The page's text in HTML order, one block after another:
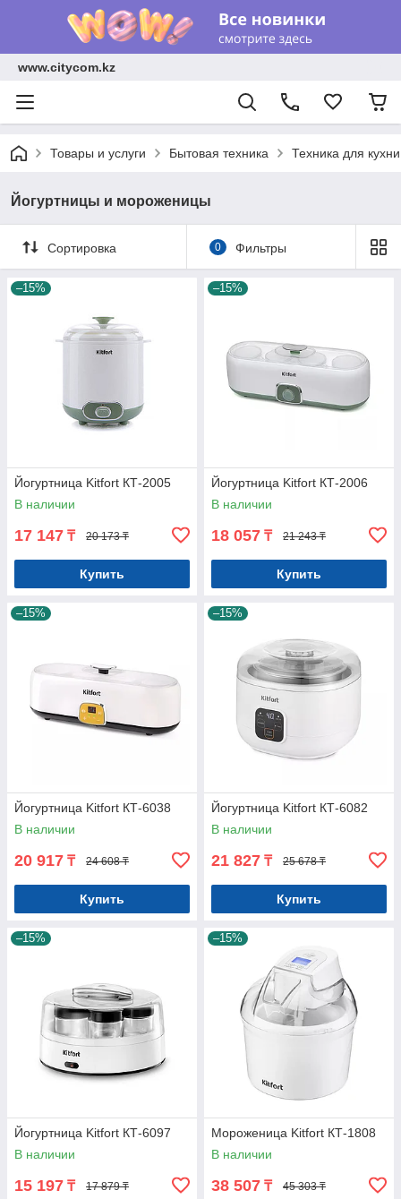
www.citycom.kz
Товары и услуги Бытовая техника Техника для кухни
Йогуртницы и мороженицы
Сортировка 0 Фильтры
–15%
Йогуртница Kitfort КТ-2005
В наличии
17 147 ₸ 20 173 ₸
Купить
–15%
Йогуртница Kitfort КТ-2006
В наличии
18 057 ₸ 21 243 ₸
Купить
–15%
Йогуртница Kitfort КТ-6038
В наличии
20 917 ₸ 24 608 ₸
Купить
–15%
Йогуртница Kitfort КТ-6082
В наличии
21 827 ₸ 25 678 ₸
Купить
–15%
Йогуртница Kitfort КТ-6097
В наличии
15 197 ₸ 17 879 ₸
–15%
Мороженица Kitfort КТ-1808
В наличии
38 507 ₸ 45 303 ₸